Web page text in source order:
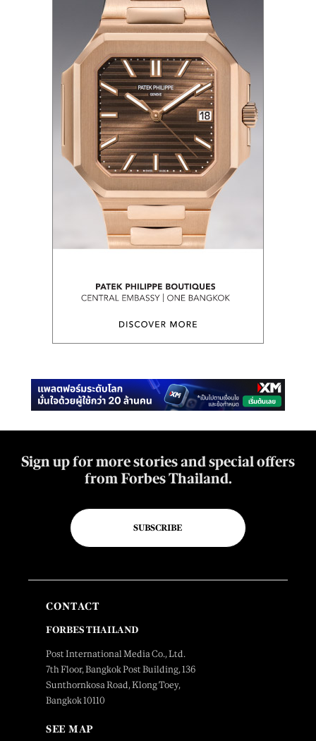
Sign up for more stories and special offers
from Forbes Thailand.
SUBSCRIBE
CONTACT
FORBES THAILAND
Post International Media Co., Ltd.
7th Floor, Bangkok Post Building, 136
Sunthornkosa Road, Klong Toey,
Bangkok 10110
SEE MAP